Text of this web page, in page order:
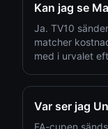
Kan jag se
Ja. TV10
matcher
med i urvalet
Var ser jag
FA-cupen